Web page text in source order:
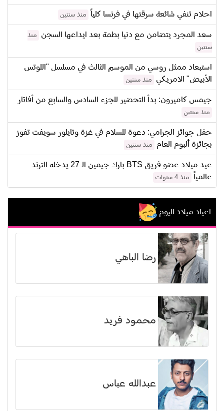
احلام تنفي شائعة سرقتها في فرنسا كلياً منذ سنتين
سعد المجرد يتضامن مع دنيا بطمة بعد ايداعها السجن
منذ
سنتين
استبعاد ممثل روسي من الموسم الثالث في مسلسل "اللوتس
الأبيض" الامريكي
منذ سنتين
جيمس كاميرون: بدأ التحضير للجزء السادس والسابع من أفاتار
منذ سنتين
حفل جوائز الجرامي: دعوة للسلام في غزة وتايلور سويفت تفوز
بجائزة ألبوم العام
منذ سنتين
عيد ميلاد عضو فريق BTS بارك جيمين الـ 27 يدخله الترند
عالمياً
منذ 4 سنوات
اعياد ميلاد اليوم
رضا الباهي
محمود فريد
عبدالله عباس